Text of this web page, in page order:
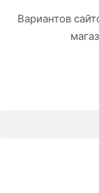
Вариантов